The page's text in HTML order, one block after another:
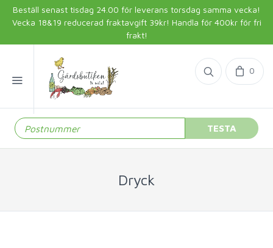
Beställ senast tisdag 24.00 för leverans torsdag samma vecka!
Vecka 18&19 reducerad fraktavgift 39kr! Handla för 400kr för fri
frakt!
0
TESTA
Dryck